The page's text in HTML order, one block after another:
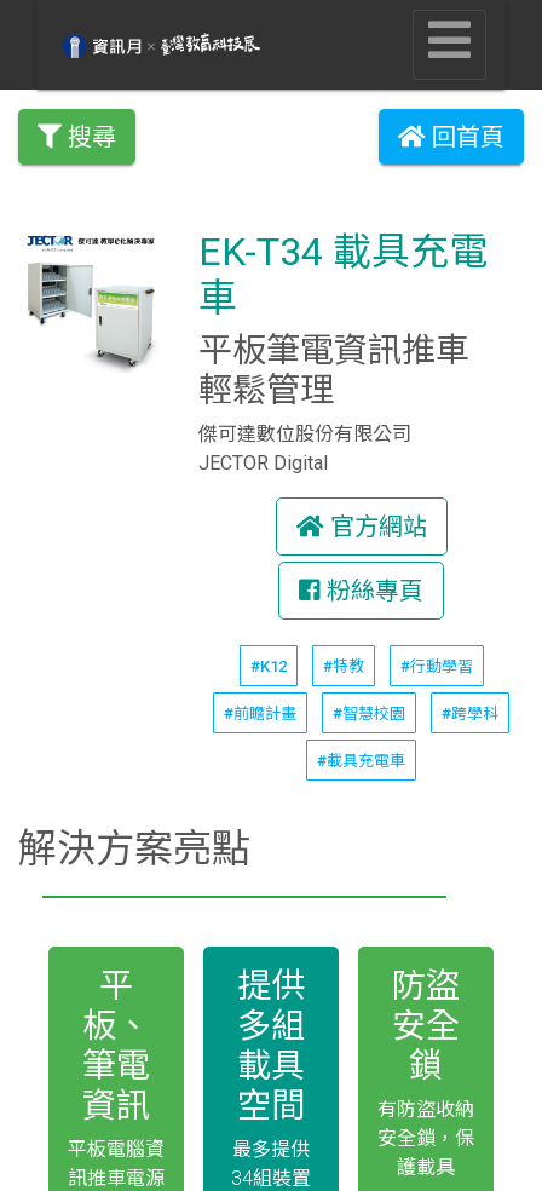
搜尋 回首頁
EK-T34 載具充電
車
平板筆電資訊推車
輕鬆管理
傑可達數位股份有限公司
JECTOR Digital
官方網站
粉絲專頁
#K12 #特教 #行動學習
#前瞻計畫 #智慧校園 #跨學科
#載具充電車
解決方案亮點
平
板、
筆電
資訊
平板電腦資
訊推車電源
提供
多組
載具
空間
最多提供
34組裝置
防盜
安全
鎖
有防盜收納
安全鎖，保
護載具